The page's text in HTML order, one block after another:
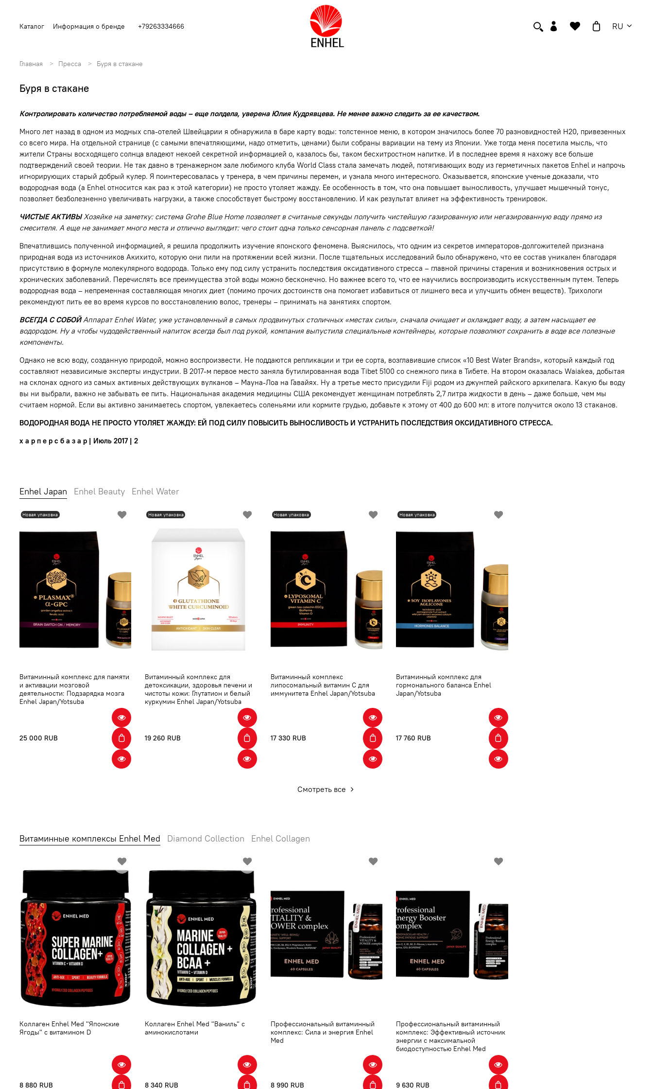
RU
Каталог Информация о бренде +79263334666
Главная Пресса Буря в стакане
Буря в стакане
Контролировать количество потребляемой воды – еще полдела, уверена Юлия Кудрявцева. Не менее важно следить за ее качеством.
Много лет назад в одном из модных спа-отелей Швейцарии я обнаружила в баре карту воды: толстенное меню, в котором значилось более 70 разновидностей H20, привезенных
со всего мира. На отдельной странице (с самыми впечатляющими, надо отметить, ценами) были собраны вариации на тему из Японии. Уже тогда меня посетила мысль, что
жители Страны восходящего солнца владеют некоей секретной информацией о, казалось бы, таком бесхитростном напитке. И в последнее время я нахожу все больше
подтверждений своей теории. Не так давно в тренажерном зале любимого клуба World Class стала замечать людей, потягивающих воду из герметичных пакетов Enhel и напрочь
игнорирующих старый добрый кулер. Я поинтересовалась у тренера, в чем причины перемен, и узнала много интересного. Оказывается, японские ученые доказали, что
водородная вода (а Enhel относится как раз к этой категории) не просто утоляет жажду. Ее особенность в том, что она повышает выносливость, улучшает мышечный тонус,
позволяет безболезненно увеличивать нагрузки, а также способствует быстрому восстановлению. И как результат влияет на эффективность тренировок.
ЧИСТЫЕ АКТИВЫХозяйке на заметку: система Grohe Blue Home позволяет в считаные секунды получить чистейшую газированную или негазированную воду прямо из
смесителя. А еще не занимает много места и отлично выглядит: чего стоит одна только сенсорная панель с подсветкой!
Впечатлившись полученной информацией, я решила продолжить изучение японского феномена. Выяснилось, что одним из секретов императоров-долгожителей признана
природная вода из источников Акихито, которую они пили на протяжении всей жизни. После тщательных исследований было обнаружено, что ее состав уникален благодаря
присутствию в формуле молекулярного водорода. Только ему под силу устранить последствия оксидативного стресса – главной причины старения и возникновения острых и
хронических заболеваний. Перечислять все преимущества этой воды можно бесконечно. Но важнее всего то, что ее научились воспроизводить искусственным путем. Теперь
водородная вода – непременная составляющая многих диет (помимо прочих достоинств она помогает избавиться от лишнего веса и улучшить обмен веществ). Трихологи
рекомендуют пить ее во время курсов по восстановлению волос, тренеры – принимать на занятиях спортом.
ВСЕГДА С СОБОЙАппарат Enhel Water, уже установленный в самых продвинутых столичных «местах силы», сначала очищает и охлаждает воду, а затем насыщает ее
водородом. Ну а чтобы чудодейственный напиток всегда был под рукой, компания выпустила специальные контейнеры, которые позволяют сохранить в воде все полезные
компоненты.
Однако не всю воду, созданную природой, можно воспроизвести. Не поддаются репликации и три ее сорта, возглавившие список «10 Best Water Brands», который каждый год
составляют независимые эксперты индустрии. В 2017-м первое место заняла бутилированная вода Tibet 5100 со снежного пика в Тибете. На втором оказалась Waiakea, добытая
на склонах одного из самых активных действующих вулканов – Мауна-Лоа на Гавайях. Ну а третье место присудили Fiji родом из джунглей райского архипелага. Какую бы воду
вы ни выбрали, важно не забывать ее пить. Национальная академия медицины США рекомендует женщинам потреблять 2,7 литра жидкости в день – даже больше, чем мы
считаем нормой. Если вы активно занимаетесь спортом, увлекаетесь соленьями или кормите грудью, добавьте к этому от 400 до 600 мл: в итоге получится около 13 стаканов.
ВОДОРОДНАЯ ВОДА НЕ ПРОСТО УТОЛЯЕТ ЖАЖДУ: ЕЙ ПОД СИЛУ ПОВЫСИТЬ ВЫНОСЛИВОСТЬ И УСТРАНИТЬ ПОСЛЕДСТВИЯ ОКСИДАТИВНОГО СТРЕССА.
х а р п е р с б а з а р | Июль 2017 | 2
Enhel Japan Enhel Beauty Enhel Water
Новая упаковка
Витаминный комплекс для памяти
и активации мозговой
деятельности: Подзарядка мозга
Enhel Japan/Yotsuba
25 000 RUB
Новая упаковка
Витаминный комплекс для
детоксикации, здоровья печени и
чистоты кожи: Глутатион и белый
куркумин Enhel Japan/Yotsuba
19 260 RUB
Новая упаковка
Витаминный комплекс
липосомальный витамин С для
иммунитета Enhel Japan/Yotsuba
17 330 RUB
Новая упаковка
Витаминный комплекс для
гормонального баланса Enhel
Japan/Yotsuba
17 760 RUB
Смотреть все
Витаминные комплексы Enhel Med Diamond Collection Enhel Collagen
Коллаген Enhel Med "Японские
Ягоды" с витамином D
8 880 RUB
Коллаген Enhel Med "Ваниль" с
аминокислотами
8 340 RUB
Профессиональный витаминный
комплекс: Сила и энергия Enhel
Med
8 990 RUB
Профессиональный витаминный
комплекс: Эффективный источник
энергии с максимальной
биодоступностью Enhel Med
9 630 RUB